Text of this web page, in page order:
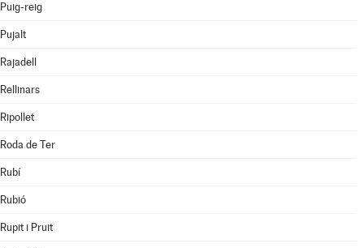
Puig-reig
Pujalt
Rajadell
Rellinars
Ripollet
Roda de Ter
Rubí
Rubió
Rupit i Pruit